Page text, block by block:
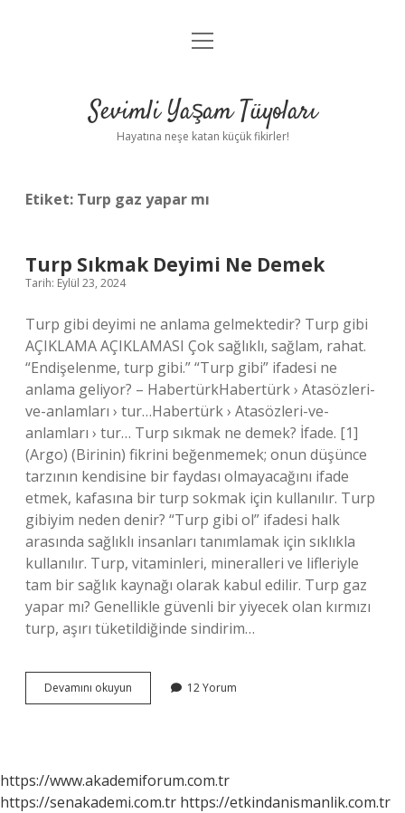
Anasayfa
Yasal Uyarı
menüyü
Sevimli Yaşam Tüyoları
Hayatına neşe katan küçük fikirler!
Etiket: Turp gaz yapar mı
Turp Sıkmak Deyimi Ne Demek
Tarih: Eylül 23, 2024
Turp gibi deyimi ne anlama gelmektedir? Turp gibi
AÇIKLAMA AÇIKLAMASI Çok sağlıklı, sağlam, rahat.
“Endişelenme, turp gibi.” “Turp gibi” ifadesi ne
anlama geliyor? – HabertürkHabertürk › Atasözleri-
ve-anlamları › tur…Habertürk › Atasözleri-ve-
anlamları › tur… Turp sıkmak ne demek? İfade. [1]
(Argo) (Birinin) fikrini beğenmemek; onun düşünce
tarzının kendisine bir faydası olmayacağını ifade
etmek, kafasına bir turp sokmak için kullanılır. Turp
gibiyim neden denir? “Turp gibi ol” ifadesi halk
arasında sağlıklı insanları tanımlamak için sıklıkla
kullanılır. Turp, vitaminleri, mineralleri ve lifleriyle
tam bir sağlık kaynağı olarak kabul edilir. Turp gaz
yapar mı? Genellikle güvenli bir yiyecek olan kırmızı
turp, aşırı tüketildiğinde sindirim…
Devamını okuyun
Sıkmak
12 Yorum
https://www.akademiforum.com.tr
https://senakademi.com.tr https://etkindanismanlik.com.tr